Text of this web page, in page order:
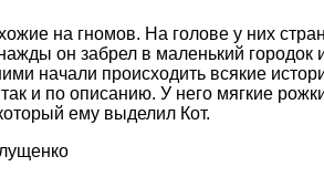
на гномов. На голове у них
он забрел в маленький городок
начали происходить всякие
и по описанию. У него мягкие
ему выделил Кот.